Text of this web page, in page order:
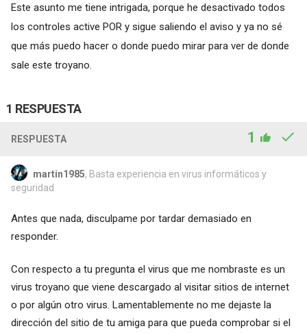
Este asunto me tiene intrigada, porque he desactivado todos
los controles active POR y sigue saliendo el aviso y ya no sé
que más puedo hacer o donde puedo mirar para ver de donde
sale este troyano.
1 RESPUESTA
RESPUESTA 1
martin1985, Basta experiencia en virus informáticos y
seguridad
Antes que nada, disculpame por tardar demasiado en
responder.
Con respecto a tu pregunta el virus que me nombraste es un
virus troyano que viene descargado al visitar sitios de internet
o por algún otro virus. Lamentablemente no me dejaste la
dirección del sitio de tu amiga para que pueda comprobar si el